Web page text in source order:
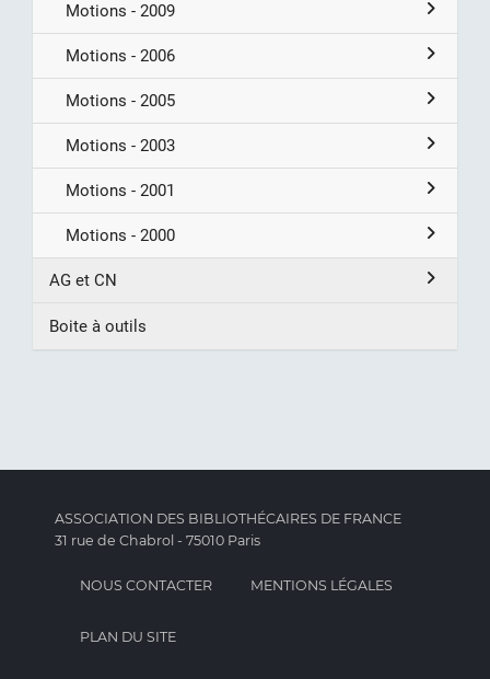
Motions - 2009
Motions - 2006
Motions - 2005
Motions - 2003
Motions - 2001
Motions - 2000
AG et CN
Boite à outils
ASSOCIATION DES BIBLIOTHÉCAIRES DE FRANCE
31 rue de Chabrol - 75010 Paris
NOUS CONTACTER MENTIONS LÉGALES
PLAN DU SITE